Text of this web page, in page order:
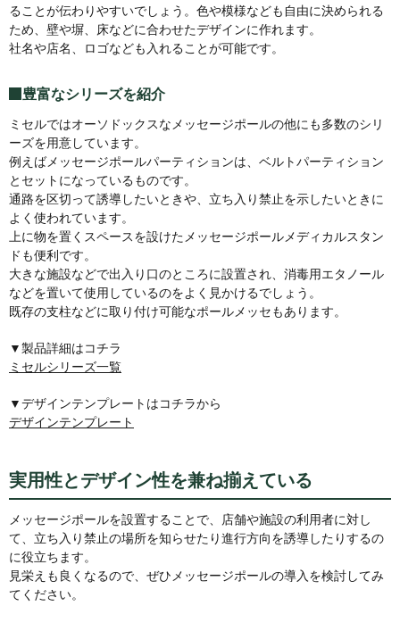
ることが伝わりやすいでしょう。色や模様なども自由に決められる
ため、壁や塀、床などに合わせたデザインに作れます。
社名や店名、ロゴなども入れることが可能です。
豊富なシリーズを紹介
ミセルではオーソドックスなメッセージポールの他にも多数のシリ
ーズを用意しています。
例えばメッセージポールパーティションは、ベルトパーティション
とセットになっているものです。
通路を区切って誘導したいときや、立ち入り禁止を示したいときに
よく使われています。
上に物を置くスペースを設けたメッセージポールメディカルスタン
ドも便利です。
大きな施設などで出入り口のところに設置され、消毒用エタノール
などを置いて使用しているのをよく見かけるでしょう。
既存の支柱などに取り付け可能なポールメッセもあります。
▼製品詳細はコチラ
ミセルシリーズ一覧
▼デザインテンプレートはコチラから
デザインテンプレート
実用性とデザイン性を兼ね揃えている
メッセージポールを設置することで、店舗や施設の利用者に対し
て、立ち入り禁止の場所を知らせたり進行方向を誘導したりするの
に役立ちます。
見栄えも良くなるので、ぜひメッセージポールの導入を検討してみ
てください。